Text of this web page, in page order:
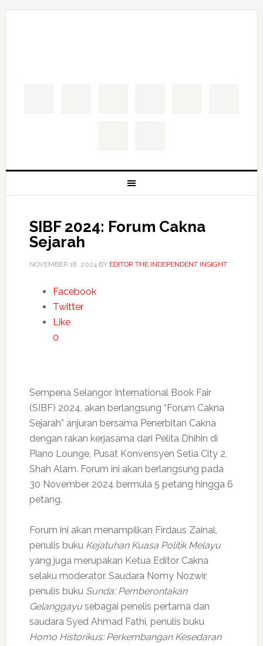
SIBF 2024: Forum Cakna
Sejarah
NOVEMBER 18, 2024BY EDITOR THE INDEPENDENT INSIGHT
Facebook
Twitter
Like
0
Sempena Selangor International Book Fair
(SIBF) 2024, akan berlangsung “Forum Cakna
Sejarah” anjuran bersama Penerbitan Cakna
dengan rakan kerjasama dari Pelita Dhihin di
Piano Lounge, Pusat Konvensyen Setia City 2,
Shah Alam. Forum ini akan berlangsung pada
30 November 2024 bermula 5 petang hingga 6
petang.
Forum ini akan menampilkan Firdaus Zainal,
penulis buku Kejatuhan Kuasa Politik Melayu
yang juga merupakan Ketua Editor Cakna
selaku moderator. Saudara Nomy Nozwir,
penulis buku Sunda: Pemberontakan
Gelanggayu sebagai penelis pertama dan
saudara Syed Ahmad Fathi, penulis buku
Homo Historikus: Perkembangan Kesedaran